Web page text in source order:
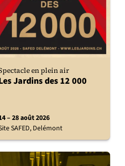
en plein air
Jardins des 12 000
– 28 août 2026
SAFED, Delémont